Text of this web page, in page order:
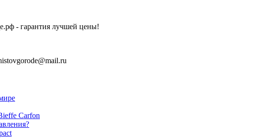
- гарантия лучшей цены!
Carfon